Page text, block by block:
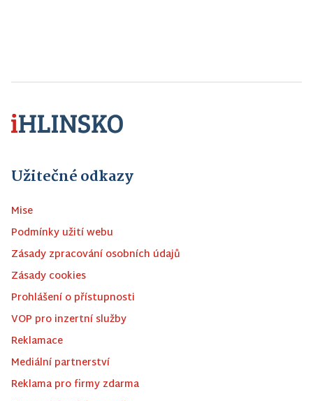
Užitečné odkazy
Mise
Podmínky užití webu
Zásady zpracování osobních údajů
Zásady cookies
Prohlášení o přístupnosti
VOP pro inzertní služby
Reklamace
Mediální partnerství
Reklama pro firmy zdarma